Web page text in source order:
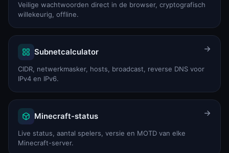
Veilige wachtwoorden direct in de browser, cryptografisch
willekeurig, offline.
Subnetcalculator
CIDR, netwerkmasker, hosts, broadcast, reverse DNS voor
IPv4 en IPv6.
Minecraft-status
Live status, aantal spelers, versie en MOTD van elke
Minecraft-server.